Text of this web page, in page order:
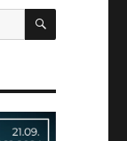
SUCHEN